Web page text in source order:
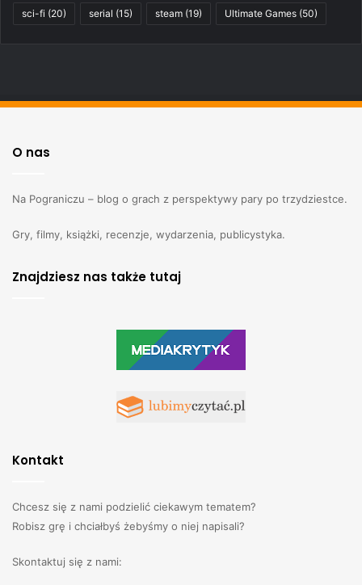
sci-fi (20) serial (15) steam (19) Ultimate Games (50)
O nas
Na Pograniczu – blog o grach z perspektywy pary po trzydziestce.
Gry, filmy, książki, recenzje, wydarzenia, publicystyka.
Znajdziesz nas także tutaj
Kontakt
Chcesz się z nami podzielić ciekawym tematem?
Robisz grę i chciałbyś żebyśmy o niej napisali?
Skontaktuj się z nami: